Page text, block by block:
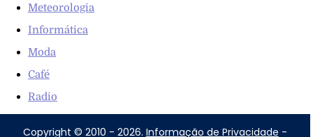
Meteorologia
Informática
Moda
Café
Radio
Copyright © 2010 - 2026. Informação de Privacidade -